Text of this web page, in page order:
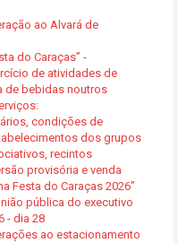
ao Alvará de
do Caraças” -
de atividades de
de bebidas noutros
condições de
dos grupos
recintos
provisória e venda
Festa do Caraças 2026”
pública do executivo
- dia 28
ao estacionamento